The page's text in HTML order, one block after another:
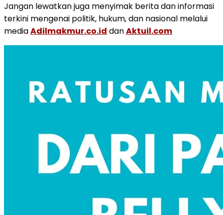
Jangan lewatkan juga menyimak berita dan informasi
terkini mengenai politik, hukum, dan nasional melalui
mediaAdilmakmur.co.id danAktuil.com